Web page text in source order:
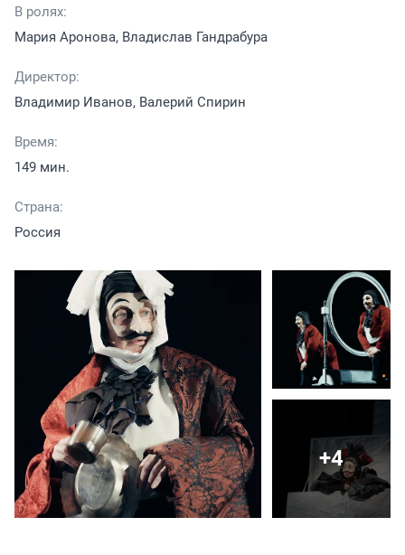
В ролях:
Мария Аронова, Владислав Гандрабура
Директор:
Владимир Иванов, Валерий Спирин
Время:
149 мин.
Страна:
Россия
+4